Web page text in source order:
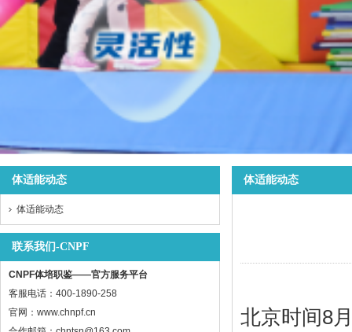
体适能动态
体适能动态
联系我们-CNPF
CNPF体培职鉴——官方服务平台
客服电话：400-1890-258
官网：www.chnpf.cn
体适能动态
北京时间8